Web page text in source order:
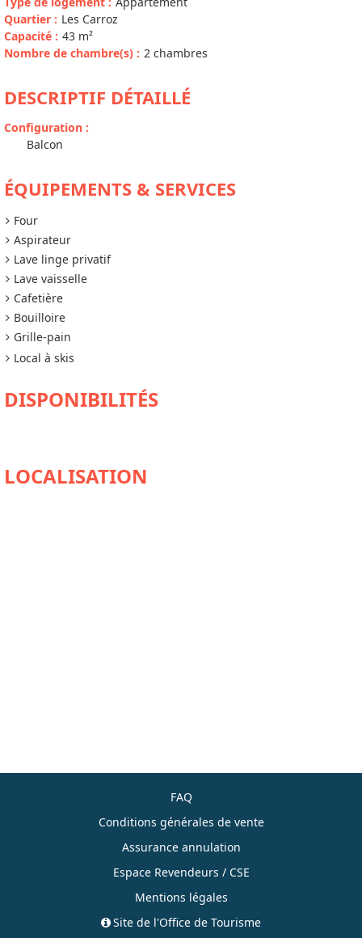
Quartier : Les Carroz
Capacité : 43 m²
Nombre de chambre(s) : 2 chambres
DESCRIPTIF DÉTAILLÉ
Configuration :
Balcon
ÉQUIPEMENTS & SERVICES
Four
Aspirateur
Lave linge privatif
Lave vaisselle
Cafetière
Bouilloire
Grille-pain
Local à skis
DISPONIBILITÉS
FAQ
Conditions générales de vente
Assurance annulation
Espace Revendeurs / CSE
Mentions légales
Site de l'Office de Tourisme